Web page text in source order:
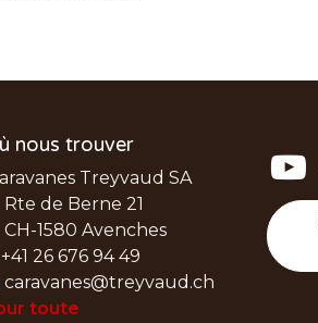
nous trouver
Treyvaud SA
de Berne 21
1580 Avenches
26 676 94 49
caravanes@treyvaud.ch
toute